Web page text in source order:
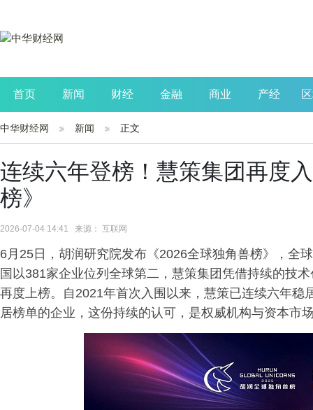
首页 新闻 财经 金融 商业 产经
公司 生活 读书
中华财经网 新闻 正文
连续六年登榜！慧策集团再度
榜》
2026-07-04 14:41 来源： 互联网
6月25日，胡润研究院发布《2026全球独角兽榜》，全
国以381家企业位列全球第二，慧策集团凭借持续的技
再度上榜。自2021年首次入围以来，慧策已连续六年
居榜单的企业，这份持续的认可，是权威机构与资本市